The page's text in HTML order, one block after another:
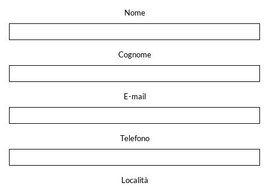
Nome
Cognome
E-mail
Telefono
Località